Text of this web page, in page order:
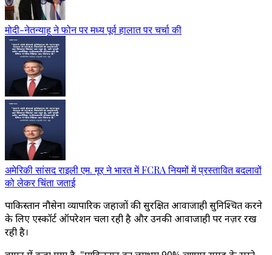
मोदी-नेतन्याहू ने फोन पर मध्य पूर्व हालात पर चर्चा की
अमेरिकी सांसद राइली एम. मूर ने भारत में FCRA नियमों में प्रस्तावित बदलावों
को लेकर चिंता जताई
पाकिस्तान नौसेना व्यापारिक जहाजों की सुरक्षित आवाजाही सुनिश्चित करने
के लिए एस्कॉर्ट ऑपरेशन चला रही है और उनकी आवाजाही पर नज़र रख
रही है।